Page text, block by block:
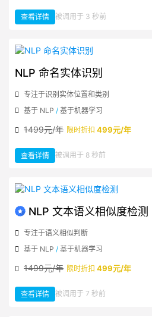
查看详情 ：
NLP
摘
要
智
提
取
被调用于 3 秒前
NLP 命名实体识别
专注于识别实体位置和类别
基于 NLP / 基于机器学习
1499元/年 限时折扣 499元/年
查看详情 ：
NLP
体
识
别
被调用于 8 秒前
NLP 文本语义相似度检测
专注于语义相似判断
基于 NLP / 基于机器学习
1499元/年 限时折扣 499元/年
查看详情 ：
NLP
被调用于 7 秒前